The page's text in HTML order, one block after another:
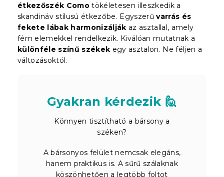
étkezőszék Como tökéletesen illeszkedik a
skandináv stílusú étkezőbe. Egyszerűvarrás és
fekete lábak harmonizálják az asztallal, amely
fém elemekkel rendelkezik. Kiválóan mutatnak a
különféle színű székek egy asztalon. Ne féljen a
változásoktól.
Gyakran kérdezik 🙋
Könnyen tisztítható a bársony a
széken?
A bársonyos felület nemcsak elegáns,
hanem praktikus is. A sűrű szálaknak
köszönhetően a legtöbb foltot